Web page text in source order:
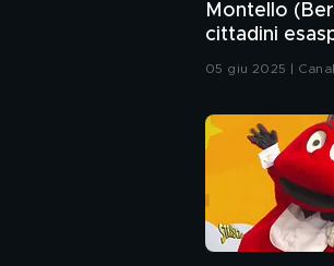
Montello
cittadini
causa di odori
05 giu 2025 |